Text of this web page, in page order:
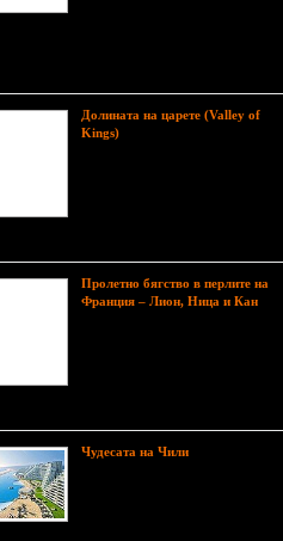
Долината на царете (Valley of
Kings)Долината на царете край
Пролетно бягство в перлите на
Франция – Лион, Ница и КанМай
Чудесата на ЧилиРепублика Чили